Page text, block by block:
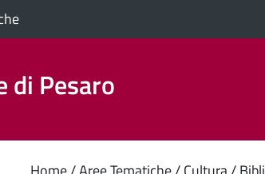
di Pesaro